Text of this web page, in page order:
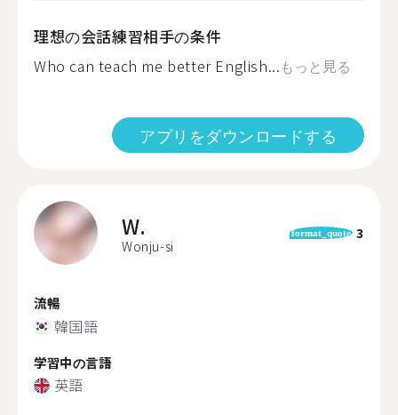
理想の会話練習相手の条件
Who can teach me better English...もっと見る
アプリをダウンロードする
W.
Wonju-si
format_quote 3
流暢
韓国語
学習中の言語
英語